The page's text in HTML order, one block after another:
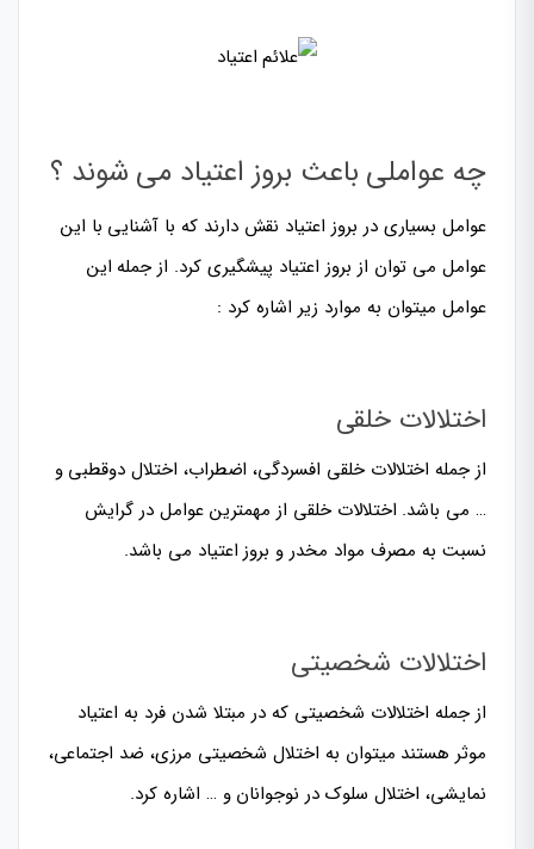
چه عواملی باعث بروز اعتیاد می شوند ؟
عوامل بسیاری در بروز اعتیاد نقش دارند که با آشنایی با این
عوامل می توان از بروز اعتیاد پیشگیری کرد. از جمله این
عوامل میتوان به موارد زیر اشاره کرد :
اختلالات خلقی
از جمله اختلالات خلقی افسردگی، اضطراب، اختلال دوقطبی و
… می باشد. اختلالات خلقی از مهمترین عوامل در گرایش
نسبت به مصرف مواد مخدر و بروز اعتیاد می باشد.
اختلالات شخصیتی
از جمله اختلالات شخصیتی که در مبتلا شدن فرد به اعتیاد
موثر هستند میتوان به اختلال شخصیتی مرزی، ضد اجتماعی،
نمایشی، اختلال سلوک در نوجوانان و … اشاره کرد.